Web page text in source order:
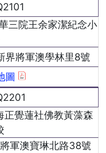
三院王余家潔紀念小
界將軍澳學林里8號
圖
正覺蓮社佛教黃藻森
軍澳寶琳北路38號